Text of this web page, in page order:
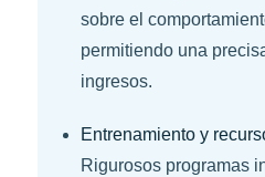
sobre el
permitiendo una
ingresos.
Entrenamiento y
Rigurosos programas